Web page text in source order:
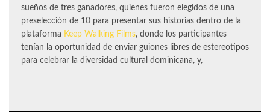
sueños de tres ganadores, quienes fueron elegidos de una
preselección de 10 para presentar sus historias dentro de la
plataforma Keep Walking Films, donde los participantes
tenían la oportunidad de enviar guiones libres de estereotipos
para celebrar la diversidad cultural dominicana, y,